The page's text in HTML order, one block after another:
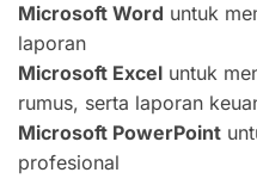
Microsoft Word untuk
laporan
Microsoft Excel untuk
rumus, serta laporan
Microsoft PowerPoint
profesional